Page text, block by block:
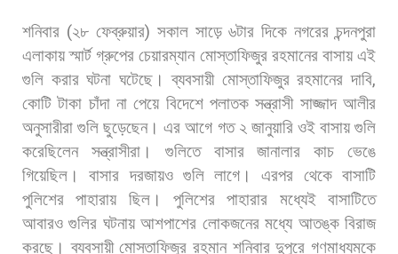
শনিবার (২৮ ফেব্রুয়ার) সকাল সাড়ে ৬টার দিকে নগরের চন্দনপুরা
এলাকায় স্মার্ট গ্রুপের চেয়ারম্যান মোস্তাফিজুর রহমানের বাসায় এই
গুলি করার ঘটনা ঘটেছে। ব্যবসায়ী মোস্তাফিজুর রহমানের দাবি,
কোটি টাকা চাঁদা না পেয়ে বিদেশে পলাতক সন্ত্রাসী সাজ্জাদ আলীর
অনুসারীরা গুলি ছুড়েছেন। এর আগে গত ২ জানুয়ারি ওই বাসায় গুলি
করেছিলেন
সন্ত্রাসীরা। গুলিতে বাসার জানালার কাচ
ভেঙে
গিয়েছিল।
বাসার দরজায়ও গুলি লাগে। এরপর থেকে বাসাটি
পুলিশের
পাহারায় ছিল। পুলিশের পাহারার মধ্যেই
বাসাটিতে
আবারও গুলির ঘটনায় আশপাশের লোকজনের মধ্যে আতঙ্ক বিরাজ
করছে। ব্যবসায়ী মোস্তাফিজুর রহমান শনিবার দুপুরে গণমাধ্যমকে